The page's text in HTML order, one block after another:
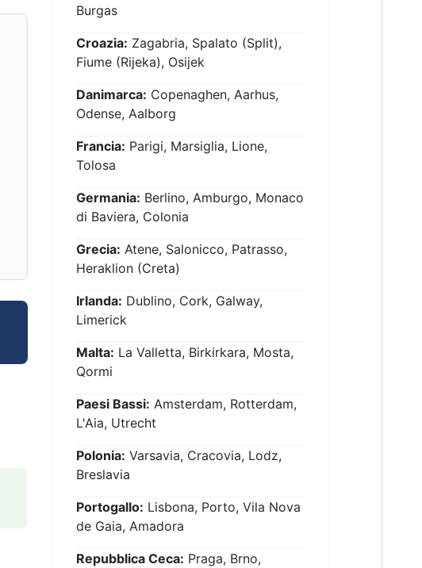
Burgas
Croazia: Zagabria, Spalato (Split),
Fiume (Rijeka), Osijek
Danimarca: Copenaghen, Aarhus,
Odense, Aalborg
Francia: Parigi, Marsiglia, Lione,
Tolosa
Germania: Berlino, Amburgo, Monaco
di Baviera, Colonia
Grecia: Atene, Salonicco, Patrasso,
Heraklion (Creta)
Irlanda: Dublino, Cork, Galway,
Limerick
Malta: La Valletta, Birkirkara, Mosta,
Qormi
Paesi Bassi: Amsterdam, Rotterdam,
L'Aia, Utrecht
Polonia: Varsavia, Cracovia, Lodz,
Breslavia
Portogallo: Lisbona, Porto, Vila Nova
de Gaia, Amadora
Repubblica Ceca: Praga, Brno,